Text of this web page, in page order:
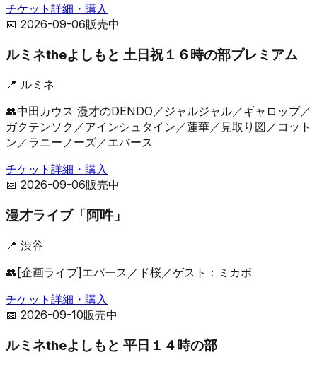
チケット詳細・購入
📅 2026-09-06販売中
ルミネtheよしもと 土日祝１６時の部プレミアム
📍 ルミネ
👥中田カウス 漫才のDENDO／ジャルジャル／ギャロップ／
ガクテンソク／アインシュタイン／蓮華／見取り図／コット
ン／ラニーノーズ／エバース
チケット詳細・購入
📅 2026-09-06販売中
漫才ライブ「阿吽」
📍 渋谷
👥[企画ライブ]エバース／ド桜／ゲスト：ミカボ
チケット詳細・購入
📅 2026-09-10販売中
ルミネtheよしもと 平日１４時の部